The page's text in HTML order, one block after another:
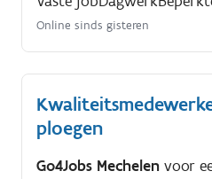
Online sinds gisteren
ploegen
Go4Jobs Mechelen voor